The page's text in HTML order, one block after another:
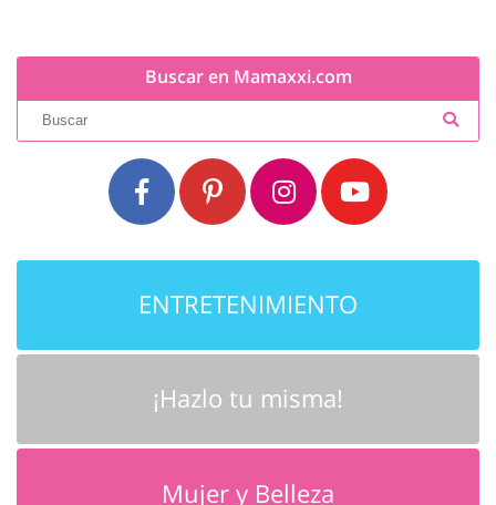
Buscar en Mamaxxi.com
ENTRETENIMIENTO
¡Hazlo tu misma!
Mujer y Belleza